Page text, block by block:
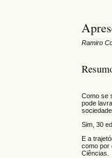
Ramiro
Como se
pode
Sim, 30
E a
como por
Ciências.